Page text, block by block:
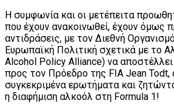
Η συμφωνία και οι μετέπειτα
που έχουν ανακοινωθεί, έχουν όμως
αντιδράσεις, με τον Διεθνή
Ευρωπαϊκή Πολιτική σχετικά με το
Alcohol Policy Alliance) να
προς τον Πρόεδρο της FIA Jean Todt,
συγκεκριμένα ερωτήματα και
η διαφήμιση αλκοόλ στη Formula 1!